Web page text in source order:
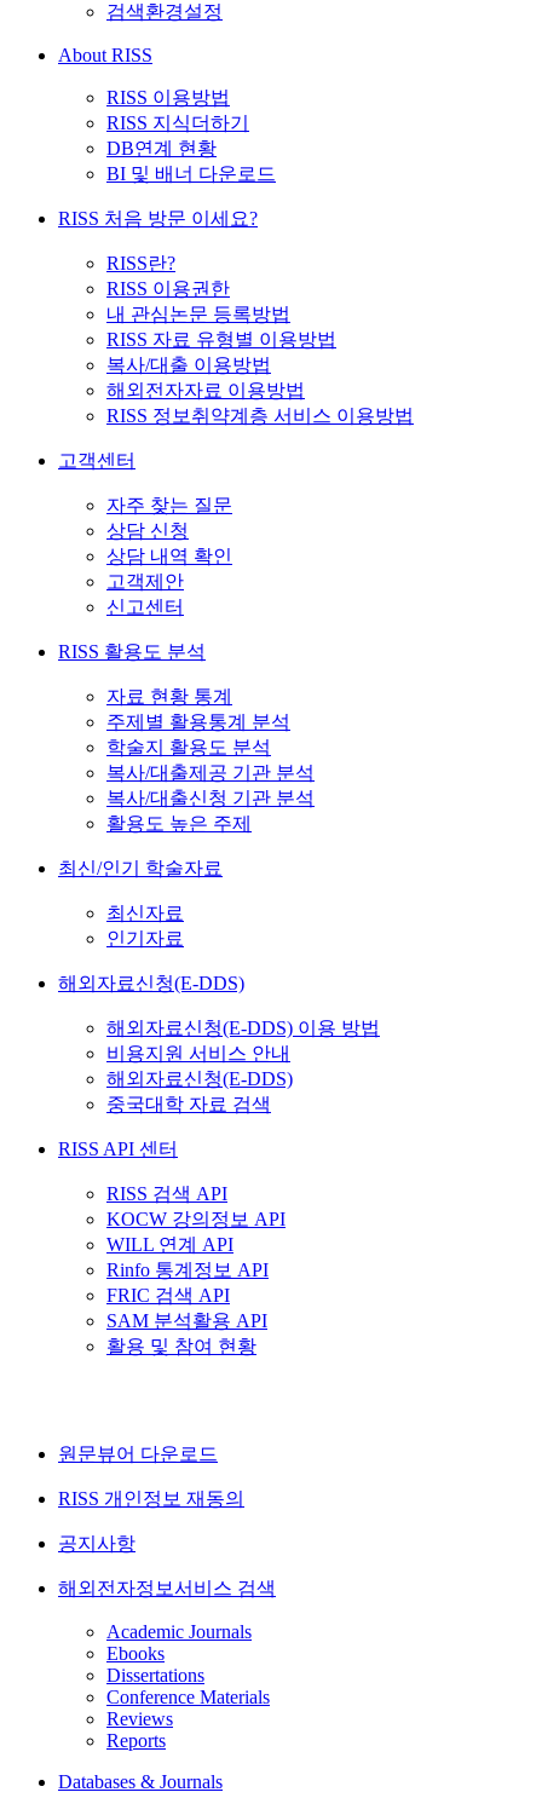
검색환경설정
About RISS
RISS 이용방법
RISS 지식더하기
DB연계 현황
BI 및 배너 다운로드
RISS 처음 방문 이세요?
RISS란?
RISS 이용권한
내 관심논문 등록방법
RISS 자료 유형별 이용방법
복사/대출 이용방법
해외전자자료 이용방법
RISS 정보취약계층 서비스 이용방법
고객센터
자주 찾는 질문
상담 신청
상담 내역 확인
고객제안
신고센터
RISS 활용도 분석
자료 현황 통계
주제별 활용통계 분석
학술지 활용도 분석
복사/대출제공 기관 분석
복사/대출신청 기관 분석
활용도 높은 주제
최신/인기 학술자료
최신자료
인기자료
해외자료신청(E-DDS)
해외자료신청(E-DDS) 이용 방법
비용지원 서비스 안내
해외자료신청(E-DDS)
중국대학 자료 검색
RISS API 센터
RISS 검색 API
KOCW 강의정보 API
WILL 연계 API
Rinfo 통계정보 API
FRIC 검색 API
SAM 분석활용 API
활용 및 참여 현황
원문뷰어 다운로드
RISS 개인정보 재동의
공지사항
해외전자정보서비스 검색
Academic Journals
Ebooks
Dissertations
Conference Materials
Reviews
Reports
Databases & Journals